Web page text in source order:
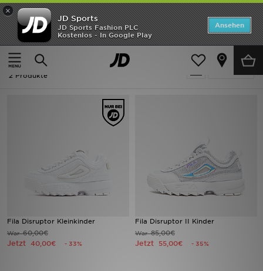
×
JD Sports
JD Sports Fashion PLC
Kostenlos - In Google Play
Ansehen
Startseite
Ausverkauf | Fila Disruptor
verfeinern
Ausverkauf | Fila Disruptor
2 Produkte
Fila Disruptor Kleinkinder
War60,00€
Jetzt 40,00€ - 33%
Fila Disruptor II Kinder
War85,00€
Jetzt 55,00€ - 35%
Startseite
ANGEBOTE
Marken
JD Exklusives